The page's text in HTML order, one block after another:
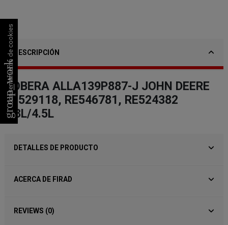
DESCRIPCIÓN
TOBERA ALLA139P887-J JOHN DEERE
RE529118, RE546781, RE524382
6.8L/4.5L
DETALLES DE PRODUCTO
ACERCA DE FIRAD
REVIEWS (0)
group_work
Consentimiento de cookies